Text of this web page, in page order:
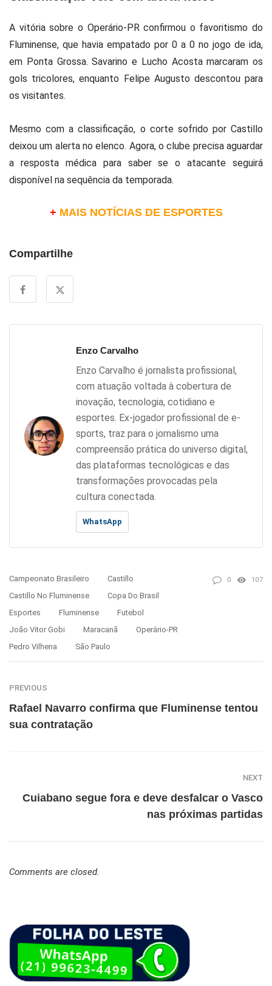
A vitória sobre o Operário-PR confirmou o favoritismo do
Fluminense, que havia empatado por 0 a 0 no jogo de ida,
em Ponta Grossa. Savarino e Lucho Acosta marcaram os
gols tricolores, enquanto Felipe Augusto descontou para
os visitantes.
Mesmo com a classificação, o corte sofrido por Castillo
deixou um alerta no elenco. Agora, o clube precisa aguardar
a resposta médica para saber se o atacante seguirá
disponível na sequência da temporada.
+ MAIS NOTÍCIAS DE ESPORTES
Compartilhe
Enzo Carvalho
Enzo Carvalho é jornalista profissional,
com atuação voltada à cobertura de
inovação, tecnologia, cotidiano e
esportes. Ex-jogador profissional de e-
sports, traz para o jornalismo uma
compreensão prática do universo digital,
das plataformas tecnológicas e das
transformações provocadas pela
cultura conectada.
WhatsApp
Campeonato Brasileiro
Castillo
Castillo No Fluminense
Copa Do Brasil
Esportes
Fluminense
Futebol
João Vitor Gobi
Maracanã
Operário-PR
Pedro Vilhena
São Paulo
0 107
PREVIOUS
Rafael Navarro confirma que Fluminense tentou
sua contratação
NEXT
Cuiabano segue fora e deve desfalcar o Vasco
nas próximas partidas
Comments are closed.